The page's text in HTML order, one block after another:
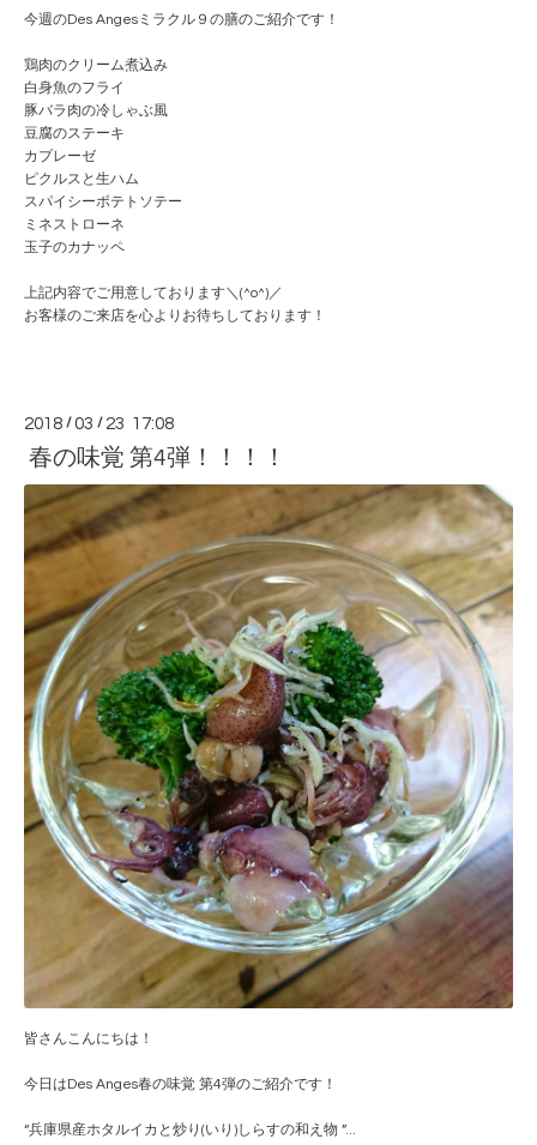
今週のDes Angesミラクル９の膳のご紹介です！
鶏肉のクリーム煮込み
白身魚のフライ
豚バラ肉の冷しゃぶ風
豆腐のステーキ
カプレーゼ
ピクルスと生ハム
スパイシーポテトソテー
ミネストローネ
玉子のカナッペ
上記内容でご用意しております＼(^o^)／
お客様のご来店を心よりお待ちしております！
2018 /03 / 23 17:08
春の味覚 第4弾！！！！
皆さんこんにちは！
今日はDes Anges春の味覚 第4弾のご紹介です！
“兵庫県産ホタルイカと炒り(いり)しらすの和え物 ”...